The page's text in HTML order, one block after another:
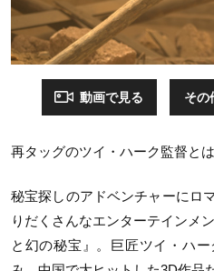
動画で見る その
再タッグのツイ・ハーク監督と
秘宝探しのアドベンチャーにロ
りだくさんなエンターテインメ
と幻の秘宝』。巨匠ツイ・ハ